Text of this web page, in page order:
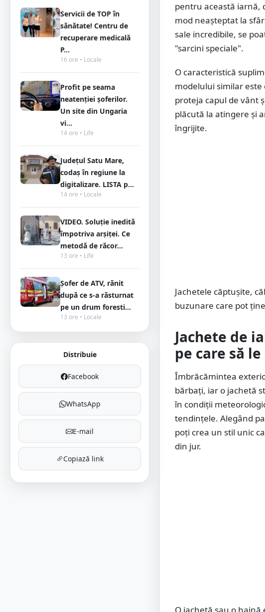
Servicii de TOP în
sănătate! Centru de
recuperare medicală
P...
16 ore • Locale
Profit pe seama
neatenției șoferilor.
Un site din Ungaria
vi...
14 ore • Life
Județul Satu Mare,
codaș în regiune la
digitalizare. LISTA p...
14 ore • Locale
VIDEO. Soluție inedită
împotriva arșiței. Ce
metodă de răcor...
13 ore • Life
Șofer de ATV, rănit
după ce s-a răsturnat
pe un drum foresti...
13 ore • Locale
Distribuie
Facebook
WhatsApp
E-mail
Copiază link
pentru această iarnă,
mod neașteptat la
sale incredibile, se
"sarcini speciale".
O caracteristică
modelului similar este
proteja capul de vânt
plăcută la atingere și
îngrijite.
Jachetele căptușite,
buzunare care pot
Jachete de
pe care să
Îmbrăcămintea
bărbați, iar o jachetă
în condiții
tendințele. Alegând
poți crea un stil unic
din jur.